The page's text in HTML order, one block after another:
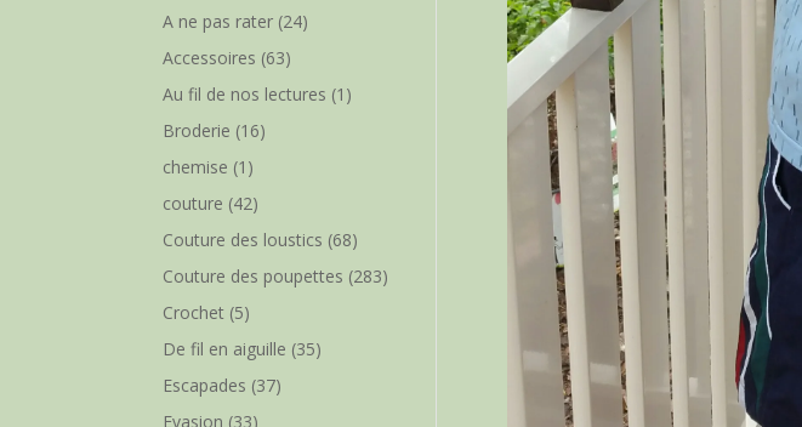
A ne pas rater (24)
Accessoires (63)
Au fil de nos lectures (1)
Broderie (16)
chemise (1)
couture (42)
Couture des loustics (68)
Couture des poupettes (283)
Crochet (5)
De fil en aiguille (35)
Escapades (37)
Evasion (33)